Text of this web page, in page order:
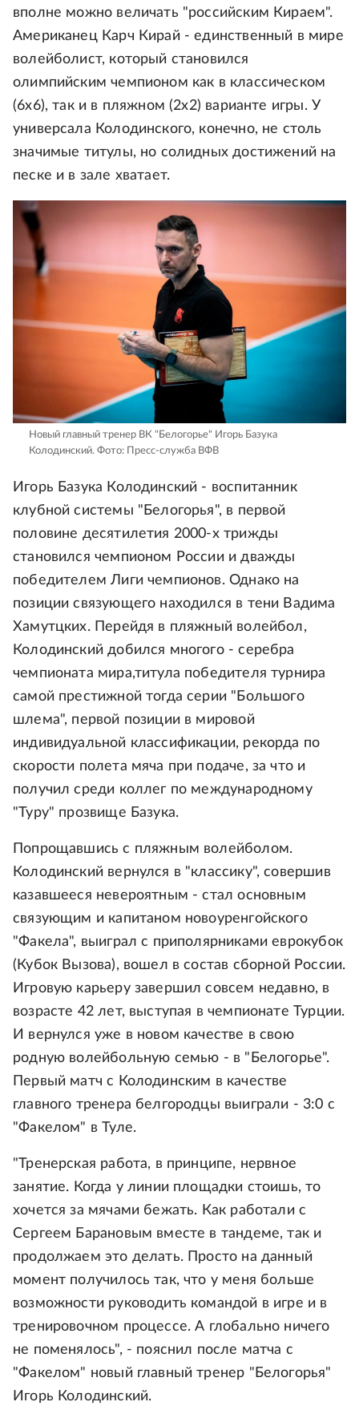
вполне можно величать "российским Кираем".
Американец Карч Кирай - единственный в мире
волейболист, который становился
олимпийским чемпионом как в классическом
(6х6), так и в пляжном (2х2) варианте игры. У
универсала Колодинского, конечно, не столь
значимые титулы, но солидных достижений на
песке и в зале хватает.
Новый главный тренер ВК "Белогорье" Игорь Базука
Колодинский. Фото: Пресс-служба ВФВ
Игорь Базука Колодинский - воспитанник
клубной системы "Белогорья", в первой
половине десятилетия 2000-х трижды
становился чемпионом России и дважды
победителем Лиги чемпионов. Однако на
позиции связующего находился в тени Вадима
Хамутцких. Перейдя в пляжный волейбол,
Колодинский добился многого - серебра
чемпионата мира,титула победителя турнира
самой престижной тогда серии "Большого
шлема", первой позиции в мировой
индивидуальной классификации, рекорда по
скорости полета мяча при подаче, за что и
получил среди коллег по международному
"Туру" прозвище Базука.
Попрощавшись с пляжным волейболом.
Колодинский вернулся в "классику", совершив
казавшееся невероятным - стал основным
связующим и капитаном новоуренгойского
"Факела", выиграл с приполярниками еврокубок
(Кубок Вызова), вошел в состав сборной России.
Игровую карьеру завершил совсем недавно, в
возрасте 42 лет, выступая в чемпионате Турции.
И вернулся уже в новом качестве в свою
родную волейбольную семью - в "Белогорье".
Первый матч с Колодинским в качестве
главного тренера белгородцы выиграли - 3:0 с
"Факелом" в Туле.
"Тренерская работа, в принципе, нервное
занятие. Когда у линии площадки стоишь, то
хочется за мячами бежать. Как работали с
Сергеем Барановым вместе в тандеме, так и
продолжаем это делать. Просто на данный
момент получилось так, что у меня больше
возможности руководить командой в игре и в
тренировочном процессе. А глобально ничего
не поменялось", - пояснил после матча с
"Факелом" новый главный тренер "Белогорья"
Игорь Колодинский.